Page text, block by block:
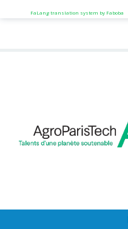
FaLang translation system by Faboba